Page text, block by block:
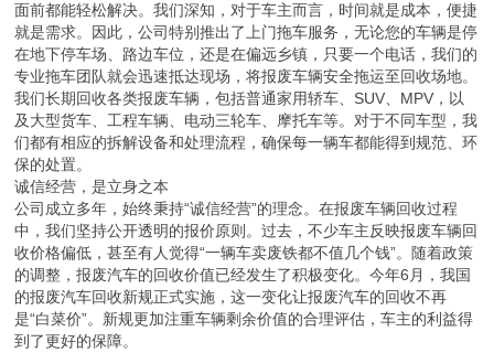
面前都能轻松解决。我们深知，对于车主而言，时间就是成本，便捷
就是需求。因此，公司特别推出了上门拖车服务，无论您的车辆是停
在地下停车场、路边车位，还是在偏远乡镇，只要一个电话，我们的
专业拖车团队就会迅速抵达现场，将报废车辆安全拖运至回收场地。
我们长期回收各类报废车辆，包括普通家用轿车、SUV、MPV，以
及大型货车、工程车辆、电动三轮车、摩托车等。对于不同车型，我
们都有相应的拆解设备和处理流程，确保每一辆车都能得到规范、环
保的处置。
诚信经营，是立身之本
公司成立多年，始终秉持“诚信经营”的理念。在报废车辆回收过程
中，我们坚持公开透明的报价原则。过去，不少车主反映报废车辆回
收价格偏低，甚至有人觉得“一辆车卖废铁都不值几个钱”。随着政策
的调整，报废汽车的回收价值已经发生了积极变化。今年6月，我国
的报废汽车回收新规正式实施，这一变化让报废汽车的回收不再
是“白菜价”。新规更加注重车辆剩余价值的合理评估，车主的利益得
到了更好的保障。